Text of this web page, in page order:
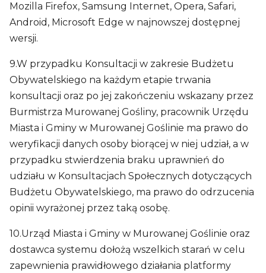
Mozilla Firefox, Samsung Internet, Opera, Safari,
Android, Microsoft Edge w najnowszej dostępnej
wersji.
9.W przypadku Konsultacji w zakresie Budżetu
Obywatelskiego na każdym etapie trwania
konsultacji oraz po jej zakończeniu wskazany przez
Burmistrza Murowanej Gośliny, pracownik Urzędu
Miasta i Gminy w Murowanej Goślinie ma prawo do
weryfikacji danych osoby biorącej w niej udział, a w
przypadku stwierdzenia braku uprawnień do
udziału w Konsultacjach Społecznych dotyczących
Budżetu Obywatelskiego, ma prawo do odrzucenia
opinii wyrażonej przez taką osobę.
10.Urząd Miasta i Gminy w Murowanej Goślinie oraz
dostawca systemu dołożą wszelkich starań w celu
zapewnienia prawidłowego działania platformy